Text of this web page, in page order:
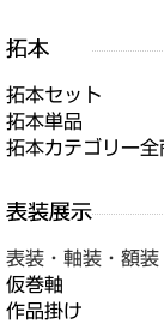
拓本セット
拓本単品
拓本カテゴリー全
表装・軸装・額
仮巻軸
作品掛け